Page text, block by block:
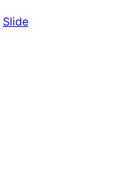
Slide